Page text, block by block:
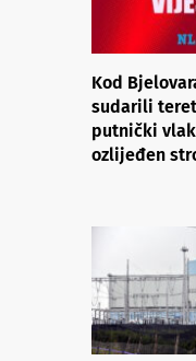
Kod
sudarili
putnički
ozlijeđen